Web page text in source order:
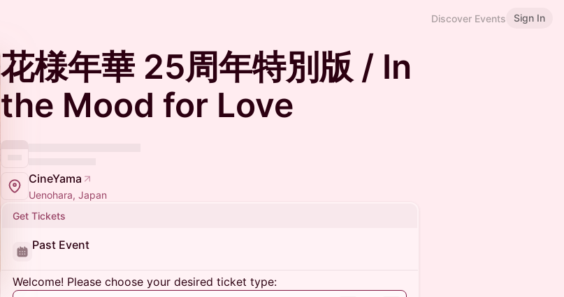
Discover Events Sign In
花様年華 25周年特別版 / In
the Mood for Love
CineYama
Uenohara, Japan
Get Tickets
Past Event
Welcome! Please choose your desired ticket type: